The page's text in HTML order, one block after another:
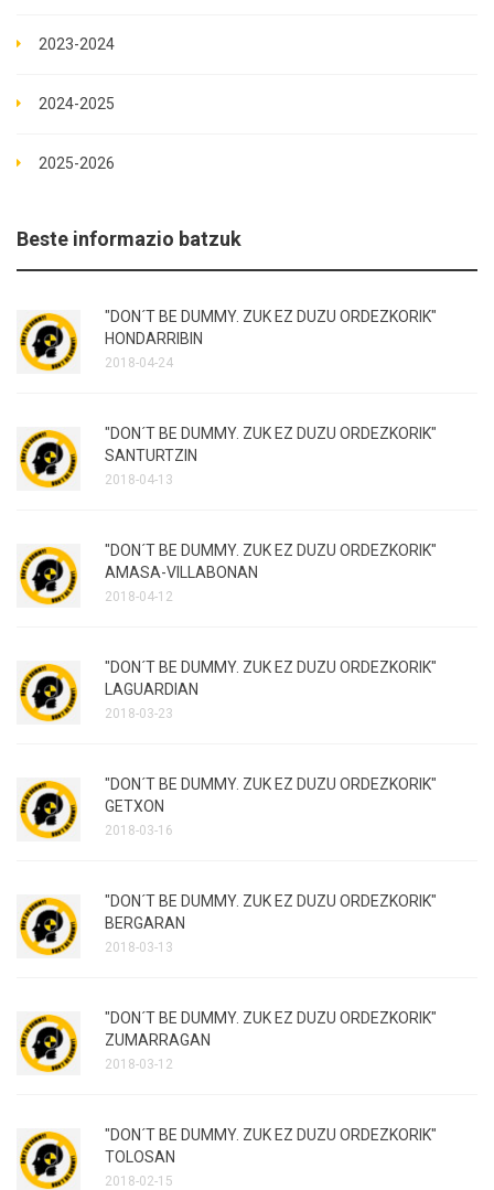
2023-2024
2024-2025
2025-2026
Beste informazio batzuk
"DON´T BE DUMMY. ZUK EZ DUZU ORDEZKORIK"
HONDARRIBIN
2018-04-24
"DON´T BE DUMMY. ZUK EZ DUZU ORDEZKORIK"
SANTURTZIN
2018-04-13
"DON´T BE DUMMY. ZUK EZ DUZU ORDEZKORIK"
AMASA-VILLABONAN
2018-04-12
"DON´T BE DUMMY. ZUK EZ DUZU ORDEZKORIK"
LAGUARDIAN
2018-03-23
"DON´T BE DUMMY. ZUK EZ DUZU ORDEZKORIK"
GETXON
2018-03-16
"DON´T BE DUMMY. ZUK EZ DUZU ORDEZKORIK"
BERGARAN
2018-03-13
"DON´T BE DUMMY. ZUK EZ DUZU ORDEZKORIK"
ZUMARRAGAN
2018-03-12
"DON´T BE DUMMY. ZUK EZ DUZU ORDEZKORIK"
TOLOSAN
2018-02-15